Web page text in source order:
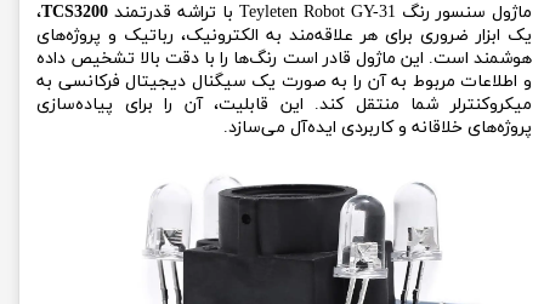
ماژول سنسور رنگ Teyleten Robot GY-31 با تراشه قدرتمند TCS3200،
یک ابزار ضروری برای هر علاقه‌مند به الکترونیک، رباتیک و پروژه‌های
هوشمند است. این ماژول قادر است رنگ‌ها را با دقت بالا تشخیص داده
و اطلاعات مربوط به آن را به صورت یک سیگنال دیجیتال فرکانسی به
میکروکنترلر شما منتقل کند. این قابلیت، آن را برای پیاده‌سازی
پروژه‌های خلاقانه و کاربردی ایده‌آل می‌سازد.